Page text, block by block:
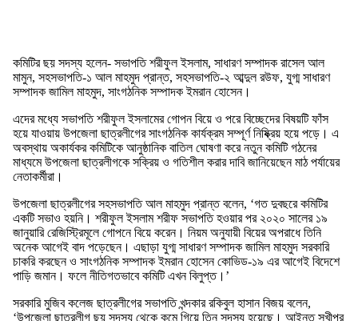
কমিটির ছয় সদস্য হলেন- সভাপতি শরীফুল ইসলাম, সাধারণ সম্পাদক রাসেল আল
মামুন, সহসভাপতি-১ আল মাহমুদ প্রান্ত, সহসভাপতি-২ আব্দুল রউফ, যুগ্ম সাধারণ
সম্পাদক জামিল মাহমুদ, সাংগঠনিক সম্পাদক ইমরান হোসেন।
এদের মধ্যে সভাপতি শরীফুল ইসলামের গোপন বিয়ে ও পরে বিচ্ছেদের বিষয়টি ফাঁস
হয়ে যাওয়ায় উপজেলা ছাত্রলীগের সাংগঠনিক কার্যক্রম সম্পূর্ণ নিষ্ক্রিয় হয়ে পড়ে। এ
অবস্থায় অকার্যকর কমিটিকে আনুষ্ঠানিক বাতিল ঘোষণা করে নতুন কমিটি গঠনের
মাধ্যমে উপজেলা ছাত্রলীগকে সক্রিয় ও গতিশীল করার দাবি জানিয়েছেন মাঠ পর্যায়ের
নেতাকর্মীরা।
উপজেলা ছাত্রলীগের সহসভাপতি আল মাহমুদ প্রান্ত বলেন, ‘গত দুবছরে কমিটির
একটি সভাও হয়নি। শরীফুল ইসলাম শরীফ সভাপতি হওয়ার পর ২০২০ সালের ১৯
জানুয়ারি রেজিস্ট্রিমূলে গোপনে বিয়ে করেন। নিয়ম অনুযায়ী বিয়ের অপরাধে তিনি
অনেক আগেই বাদ পড়েছেন। এছাড়া যুগ্ম সাধারণ সম্পাদক জামিল মাহমুদ সরকারি
চাকরি করছেন ও সাংগঠনিক সম্পাদক ইমরান হোসেন কোভিড-১৯ এর আগেই বিদেশে
পাড়ি জমান। ফলে নীতিগতভাবে কমিটি এখন বিলুপ্ত।’
সরকারি মুজিব কলেজ ছাত্রলীগের সভাপতি খন্দকার রকিবুল হাসান বিজয় বলেন,
‘উপজেলা ছাত্রলীগ ছয় সদস্য থেকে কমে গিয়ে তিন সদস্য হয়েছে। আইনত সখীপুর